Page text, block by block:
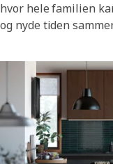
hvor hele familien
og nyde tiden